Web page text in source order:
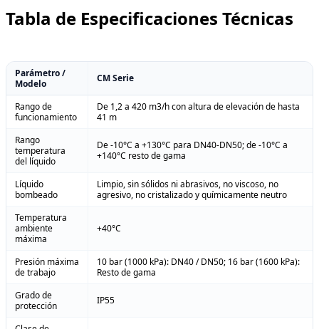
Tabla de Especificaciones Técnicas
Parámetro /
Modelo
CM Serie
Rango de
funcionamiento
De 1,2 a 420 m3/h con altura de elevación de hasta
41 m
Rango
temperatura
del líquido
De -10°C a +130°C para DN40-DN50; de -10°C a
+140°C resto de gama
Líquido
bombeado
Limpio, sin sólidos ni abrasivos, no viscoso, no
agresivo, no cristalizado y químicamente neutro
Temperatura
ambiente
máxima
+40°C
Presión máxima
de trabajo
10 bar (1000 kPa): DN40 / DN50; 16 bar (1600 kPa):
Resto de gama
Grado de
protección
IP55